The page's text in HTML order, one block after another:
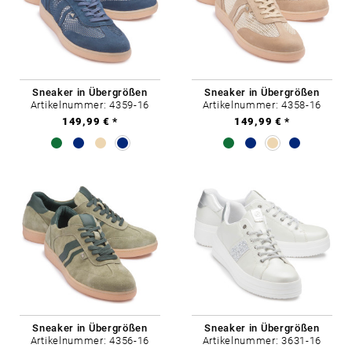
Sneaker in Übergrößen
Artikelnummer: 4359-16
149,99 € *
Sneaker in Übergrößen
Artikelnummer: 4358-16
149,99 € *
Sneaker in Übergrößen
Artikelnummer: 4356-16
Sneaker in Übergrößen
Artikelnummer: 3631-16